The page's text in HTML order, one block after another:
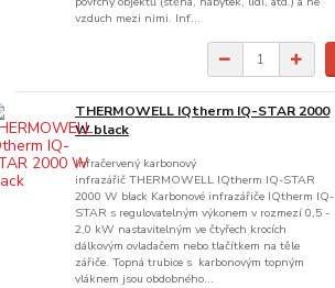
vzduch mezi nimi. Inf...
THERMOWELL IQtherm IQ-STAR 2000
W black
Infračervený karbonový
infrazářič THERMOWELL IQtherm IQ-STAR
2000 W black Karbonové infrazářiče IQtherm IQ-
STAR s regulovatelným výkonem v rozmezí 0,5 -
2,0 kW nastavitelným ve čtyřech krocích
dálkovým ovladačem nebo tlačítkem na těle
zářiče. Topná trubice s karbonovým topným
vláknem jsou obdobného...